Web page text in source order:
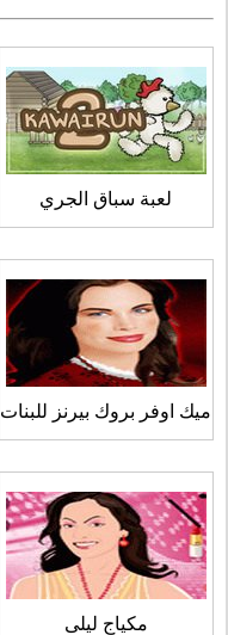
لعبة سباق الجري
ميك اوفر بروك بيرنز للبنات
مكياج ليلى